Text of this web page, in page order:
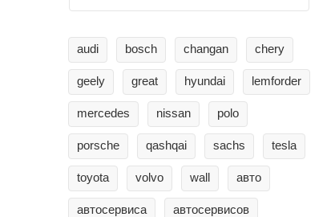
audi bosch changan chery
geely great hyundai lemforder
mercedes nissan polo
porsche qashqai sachs tesla
toyota volvo wall авто
автосервиса автосервисов